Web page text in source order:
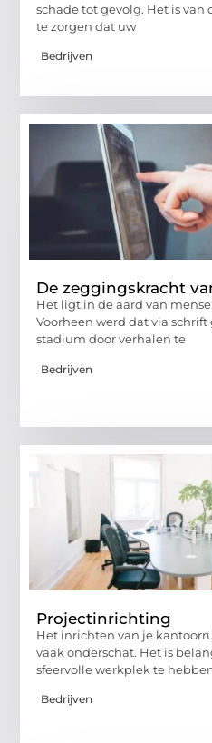
schade tot gevolg. Het is
te zorgen dat uw
Bedrijven
De zeggingskracht
Het ligt in de aard van
Voorheen werd dat via
stadium door verhalen te
Bedrijven
Projectinrichting
Het inrichten van je
vaak onderschat. Het is
sfeervolle werkplek te
Bedrijven